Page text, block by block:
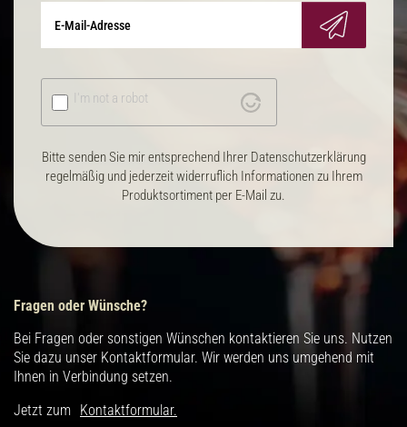
Fragen oder Wünsche?
Bei Fragen oder sonstigen Wünschen kontaktieren Sie uns. Nutzen
Sie dazu unser Kontaktformular. Wir werden uns umgehend mit
Ihnen in Verbindung setzen.
Jetzt zum
Kontaktformular.
I'm not a robot
Bitte senden Sie mir entsprechend Ihrer Datenschutzerklärung
regelmäßig und jederzeit widerruflich Informationen zu Ihrem
Produktsortiment per E-Mail zu.